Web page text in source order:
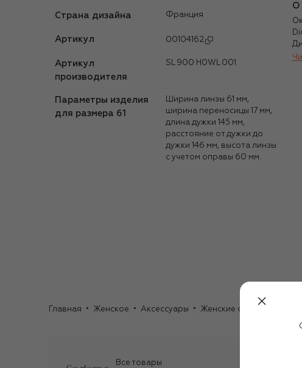
Страна дизайна Франция
Артикул 00104162
Артикул
производителя
SL 900 H0WL 001
Параметры изделия
для размера 61
Ширина линзы 61 мм,
ширина переносицы 17 мм,
длина дужки 145 мм,
расстояние от дужки до
дужки 146 мм, высота линзы
с учетом оправы 60 мм.
О
Главная Женское Аксессуары Женские очки
Все товары